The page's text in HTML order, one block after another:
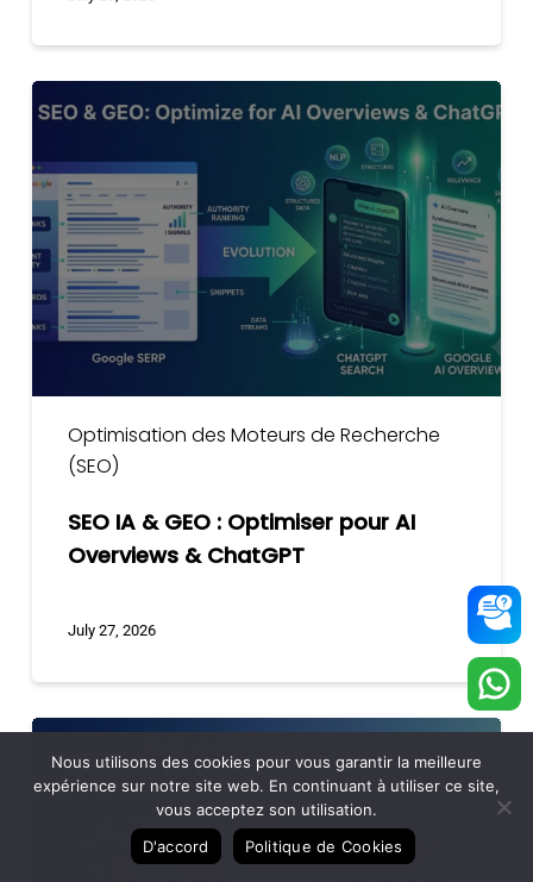
Optimisation des Moteurs de Recherche
(SEO)
IA
GEO
:
Optimiser
pour
AI
Overviews
ChatGPT
SEO IA & GEO : Optimiser pour AI
Overviews & ChatGPT
July 27, 2026
E-
A-
Nous utilisons des cookies pour vous garantir la meilleure
expérience sur notre site web. En continuant à utiliser ce site,
vous acceptez son utilisation.
D'accord
Politique de Cookies